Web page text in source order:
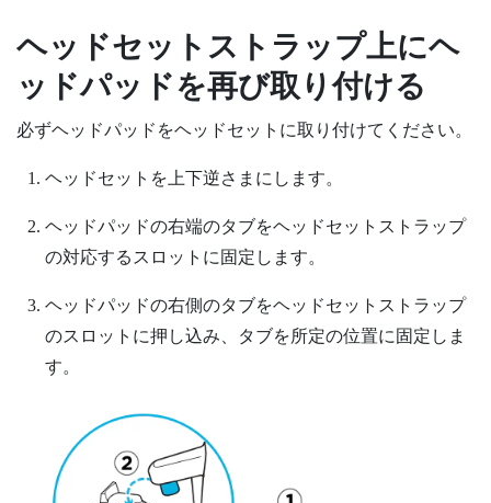
ヘッドセットストラップ上にヘ
ッドパッドを再び取り付ける
必ずヘッドパッドをヘッドセットに取り付けてください。
ヘッドセットを上下逆さまにします。
ヘッドパッドの右端のタブをヘッドセットストラップ
の対応するスロットに固定します。
ヘッドパッドの右側のタブをヘッドセットストラップ
のスロットに押し込み、タブを所定の位置に固定しま
す。